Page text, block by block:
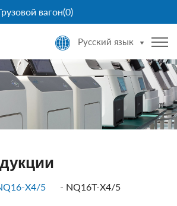
вагон(0)
Русский язык
X4/5 NQ16T-X4/5